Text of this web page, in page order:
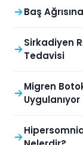
Baş
Sirkadiyen
Tedavisi
Migren
Uygulanıyor